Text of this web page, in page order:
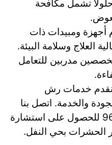
تشمل مكافحة
أجهزة ومبيدات ذات
العلاج وسلامة البيئة.
مدربين للتعامل
نقدم خدمات رش
والخدمة. اتصل بنا
على الرقم 966533910940 للحصول على استشارة
الحشرات بحي النفل.